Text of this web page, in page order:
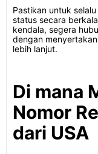
Pastikan untuk
status secara
kendala, segera
dengan
lebih lanjut.
Di mana
Nomor
dari USA